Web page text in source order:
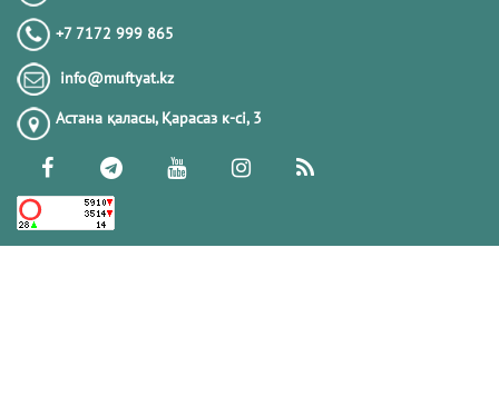
+7 7172 999 865
info@muftyat.kz
Астана қаласы, Қарасаз к-сi, 3